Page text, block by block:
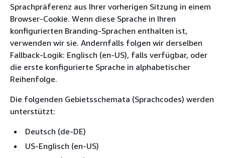
Sprachpräferenz aus Ihrer vorherigen Sitzung in einem
Browser-Cookie. Wenn diese Sprache in Ihren
konfigurierten Branding-Sprachen enthalten ist,
verwenden wir sie. Andernfalls folgen wir derselben
Fallback-Logik: Englisch (en-US), falls verfügbar, oder
die erste konfigurierte Sprache in alphabetischer
Reihenfolge.
Die folgenden Gebietsschemata (Sprachcodes) werden
unterstützt:
Deutsch (de-DE)
US-Englisch (en-US)